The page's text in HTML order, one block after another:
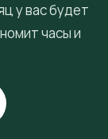
у вас будет
часы и